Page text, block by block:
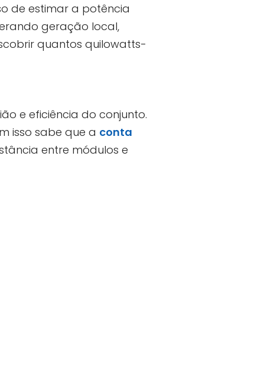
de estimar a potência
geração local,
quantos quilowatts-
e eficiência do conjunto.
isso sabe que a conta
entre módulos e